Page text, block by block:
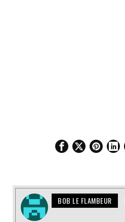
BOB LE FLAMBEUR